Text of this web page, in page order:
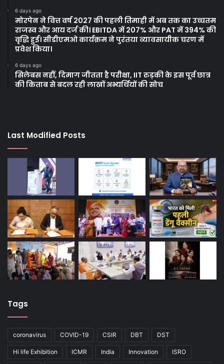
6 days ago
मोरपेन ने वित्त वर्ष 2027 की पहली तिमाही में अब तक का उच्चतम
राजस्व और आय दर्ज की। EBITDA में 207% और PAT में 394% की
वृद्धि हुई। सीडीएमओ कार्यक्रम ने पुरंतया व्यावसायीक चरण में
प्रवेश किया।
6 days ago
सिलेबस नहीं, दिमाग जीतता है परीक्षा, IIT रुड़की के इस पूर्व छात्र
की किताब से बदल रही लाखों अभ्यर्थियों की सोच
Last Modified Posts
Tags
coronavirus COVID-19 CSIR DBT DST
Hi life Exhibition ICMR India Innovation ISRO